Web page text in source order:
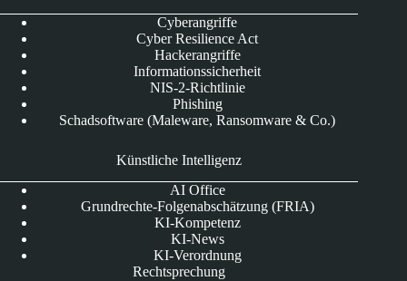
Cyberangriffe
Cyber Resilience Act
Hackerangriffe
Informationssicherheit
NIS-2-Richtlinie
Phishing
Schadsoftware (Maleware, Ransomware & Co.)
Künstliche Intelligenz
AI Office
Grundrechte-Folgenabschätzung (FRIA)
KI-Kompetenz
KI-News
KI-Verordnung
Rechtsprechung